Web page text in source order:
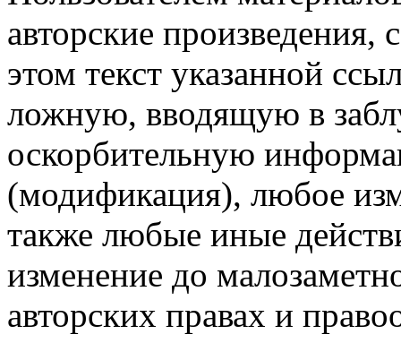
авторские произведения,
этом текст указанной
ложную, вводящую в
оскорбительную
(модификация), любое
также любые иные
изменение до
авторских правах и